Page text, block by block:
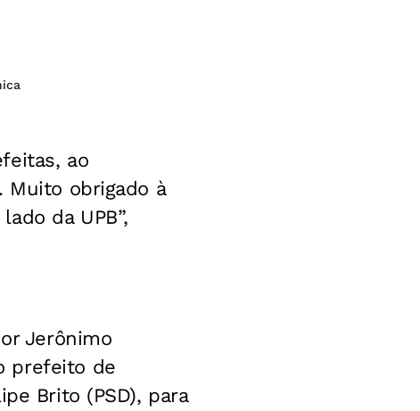
ao
Muito obrigado à
da UPB”,
Jerônimo
prefeito de
Brito (PSD), para